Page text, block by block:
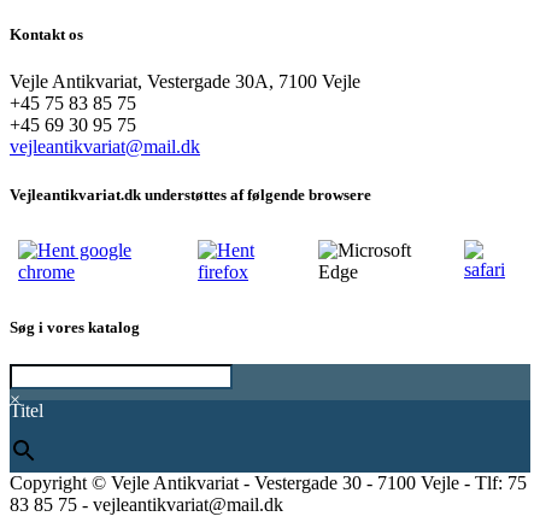
Kontakt os
Vejle Antikvariat, Vestergade 30A, 7100 Vejle
+45 75 83 85 75
+45 69 30 95 75
vejleantikvariat@mail.dk
Vejleantikvariat.dk understøttes af følgende browsere
Søg i vores katalog
×
Titel
Copyright © Vejle Antikvariat - Vestergade 30 - 7100 Vejle - Tlf: 75
83 85 75 - vejleantikvariat@mail.dk